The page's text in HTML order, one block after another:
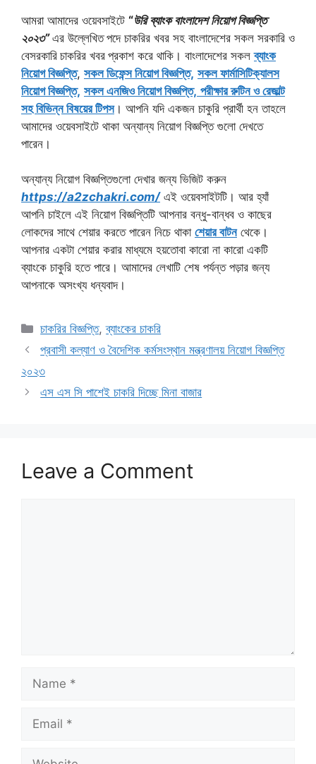
আমরা আমাদের ওয়েবসাইটে “উরি ব্যাংক বাংলাদেশ নিয়োগ বিজ্ঞপ্তি
২০২৩”এর উল্লেখিত পদে চাকরির খবর সহ বাংলাদেশের সকল সরকারি ও
বেসরকারি চাকরির খবর প্রকাশ করে থাকি। বাংলাদেশের সকলব্যাংক
নিয়োগ বিজ্ঞপ্তি, সকল ডিফেন্স নিয়োগ বিজ্ঞপ্তি, সকল ফার্মাসিটিক্যালস
নিয়োগ বিজ্ঞপ্তি, সকল এনজিও নিয়োগ বিজ্ঞপ্তি, পরীক্ষার রুটিন ও রেজাল্ট
সহ বিভিন্ন বিষয়ের টিপস। আপনি যদি একজন চাকুরি প্রার্থী হন তাহলে
আমাদের ওয়েবসাইটে থাকা অন্যান্য নিয়োগ বিজ্ঞপ্তি গুলো দেখতে
পারেন।
অন্যান্য নিয়োগ বিজ্ঞপ্তিগুলো দেখার জন্য ভিজিট করুন
https://a2zchakri.com/এই ওয়েবসাইটটি। আর হ্যাঁ
আপনি চাইলে এই নিয়োগ বিজ্ঞপ্তিটি আপনার বন্ধু-বান্ধব ও কাছের
লোকদের সাথে শেয়ার করতে পারেন নিচে থাকা শেয়ার বাটনথেকে।
আপনার একটা শেয়ার করার মাধ্যমে হয়তোবা কারো না কারো একটি
ব্যাংকে চাকুরি হতে পারে। আমাদের লেখাটি শেষ পর্যন্ত পড়ার জন্য
আপনাকে অসংখ্য ধন্যবাদ।
Categories
চাকরির বিজ্ঞপ্তি,ব্যাংকের চাকরি
প্রবাসী কল্যাণ ও বৈদেশিক কর্মসংস্থান মন্ত্রণালয় নিয়োগ বিজ্ঞপ্তি
২০২৩
এস এস সি পাশেই চাকরি দিচ্ছে মিনা বাজার
Leave a Comment
Name
Email
Website